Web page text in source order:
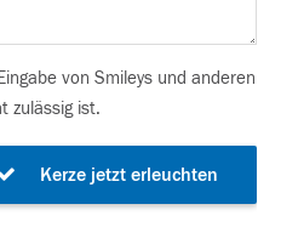
von Smileys und anderen
zulässig ist.
Kerze jetzt erleuchten